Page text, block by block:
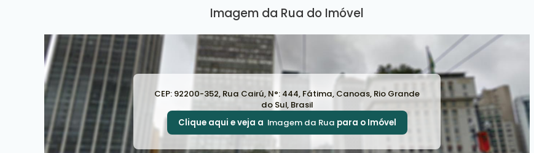
Imagem da Rua do Imóvel
CEP: 92200-352, Rua Cairú, N°: 444, Fátima, Canoas, Rio Grande
do Sul, Brasil
Clique aqui e veja a Imagem da Rua para o Imóvel